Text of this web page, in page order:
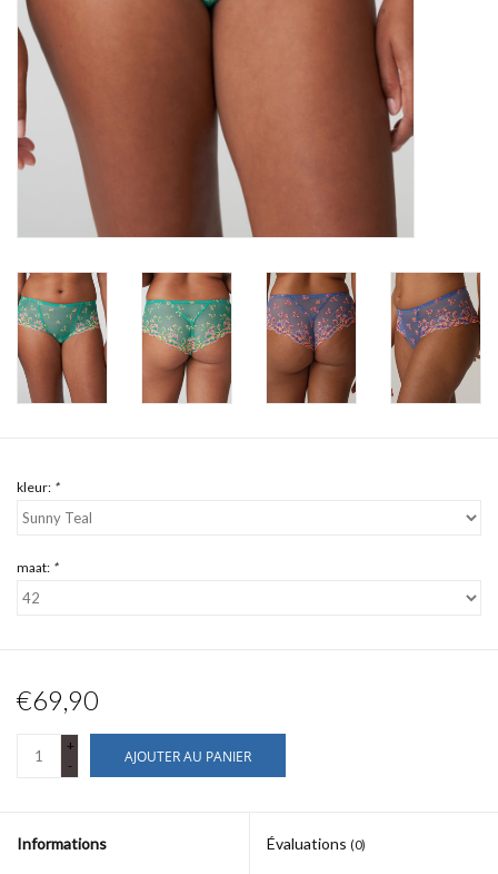
Cartes-cadeaux
kleur: *
maat: *
€69,90
+
-
AJOUTER AU PANIER
Informations Évaluations (0)